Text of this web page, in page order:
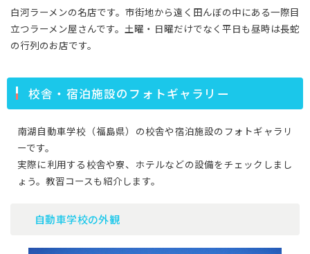
白河ラーメンの名店です。市街地から遠く田んぼの中にある一際目
立つラーメン屋さんです。土曜・日曜だけでなく平日も昼時は長蛇
の行列のお店です。
校舎・宿泊施設のフォトギャラリー
南湖自動車学校（福島県）の校舎や宿泊施設のフォトギャラリ
ーです。
実際に利用する校舎や寮、ホテルなどの設備をチェックしまし
ょう。教習コースも紹介します。
自動車学校の外観